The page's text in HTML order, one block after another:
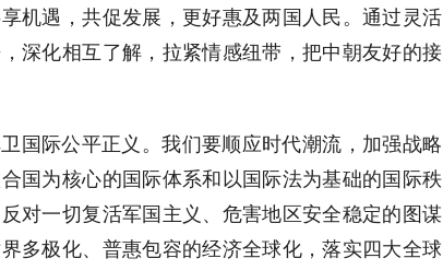
机遇，共促发展，更好惠及两国人民。通过灵活
深化相互了解，拉紧情感纽带，把中朝友好的接
际公平正义。我们要顺应时代潮流，加强战略
国为核心的国际体系和以国际法为基础的国际秩
对一切复活军国主义、危害地区安全稳定的图谋
多极化、普惠包容的经济全球化，落实四大全球